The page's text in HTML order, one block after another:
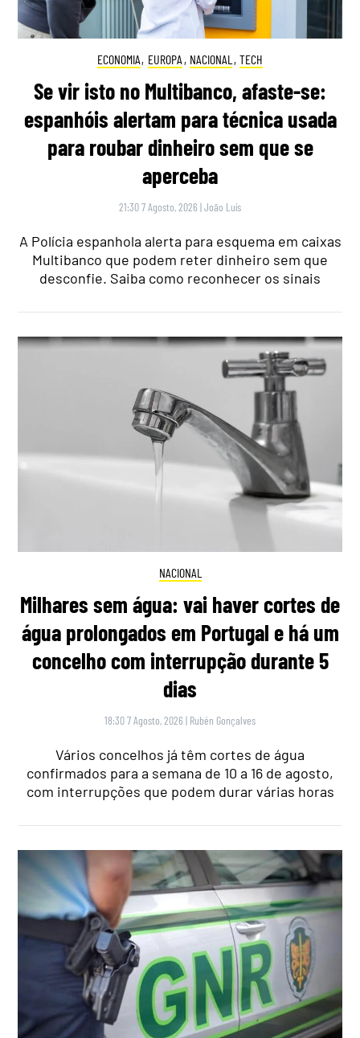
ECONOMIA, EUROPA , NACIONAL , TECH
Se vir isto no Multibanco, afaste-se:
espanhóis alertam para técnica usada
para roubar dinheiro sem que se
aperceba
21:30 7 Agosto, 2026 |João Luís
A Polícia espanhola alerta para esquema em caixas
Multibanco que podem reter dinheiro sem que
desconfie. Saiba como reconhecer os sinais
NACIONAL
Milhares sem água: vai haver cortes de
água prolongados em Portugal e há um
concelho com interrupção durante 5
dias
18:30 7 Agosto, 2026 | Rubén Gonçalves
Vários concelhos já têm cortes de água
confirmados para a semana de 10 a 16 de agosto,
com interrupções que podem durar várias horas